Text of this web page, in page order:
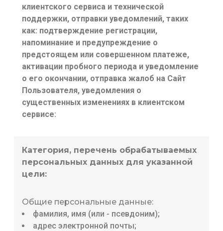
клиентского сервиса и технической
поддержки, отправки уведомлений, таких
как: подтверждение регистрации,
напоминание и предупреждение о
предстоящем или совершенном платеже,
активации пробного периода и уведомление
о его окончании, отправка жалоб на Сайт
Пользователя, уведомления о
существенных изменениях в клиентском
сервисе:
Категория, перечень обрабатываемых
персональных данных для указанной
цели:
Общие персональные данные:
фамилия, имя (или - псевдоним);
адрес электронной почты;